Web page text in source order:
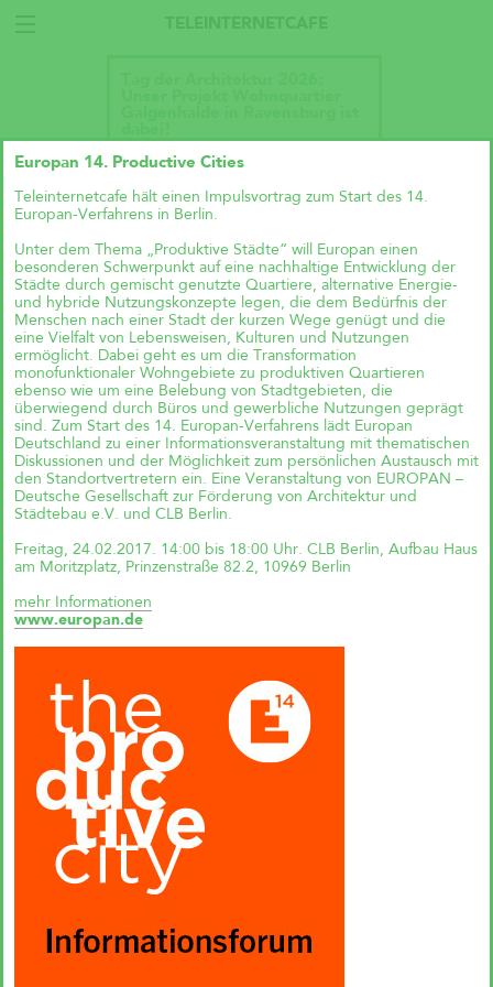
Talk im DAZ: „Wie geht
Wohnraumproduktion
einfach?“
„Wie geht Wohnraumproduktion
einfach?“ im Deutschen
28.05.2026 um 19 Uhr und stellt
als Input das
Richtfest für Das große kleine
Haus im Kreativquartier
München
Europan 14. Productive Cities
Teleinternetcafe hält einen Impulsvortrag zum Start des 14.
Europan-Verfahrens in Berlin.
Unter dem Thema „Produktive Städte“ will Europan einen
besonderen Schwerpunkt auf eine nachhaltige Entwicklung der
Städte durch gemischt genutzte Quartiere, alternative Energie-
und hybride Nutzungskonzepte legen, die dem Bedürfnis der
Menschen nach einer Stadt der kurzen Wege genügt und die
eine Vielfalt von Lebensweisen, Kulturen und Nutzungen
ermöglicht. Dabei geht es um die Transformation
monofunktionaler Wohngebiete zu produktiven Quartieren
ebenso wie um eine Belebung von Stadtgebieten, die
überwiegend durch Büros und gewerbliche Nutzungen geprägt
sind. Zum Start des 14. Europan-Verfahrens lädt Europan
Deutschland zu einer Informationsveranstaltung mit thematischen
Diskussionen und der Möglichkeit zum persönlichen Austausch mit
den Standortvertretern ein. Eine Veranstaltung von EUROPAN –
Deutsche Gesellschaft zur Förderung von Architektur und
Städtebau e.V. und CLB Berlin.
Freitag, 24.02.2017. 14:00 bis 18:00 Uhr. CLB Berlin, Aufbau Haus
am Moritzplatz, Prinzenstraße 82.2, 10969 Berlin
mehr Informationen
www.europan.de